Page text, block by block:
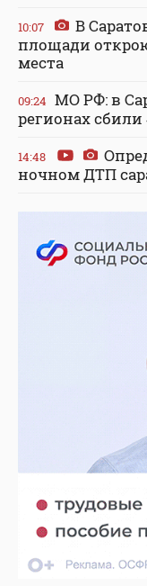
10:07
В
площади
места
09:24 МО РФ: в
регионах
14:48
ночном ДТП